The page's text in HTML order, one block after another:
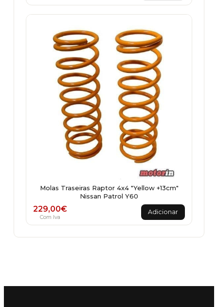
Molas Traseiras Raptor 4x4 "Yellow +13cm"
Nissan Patrol Y60
229,00€
Com Iva
Adicionar